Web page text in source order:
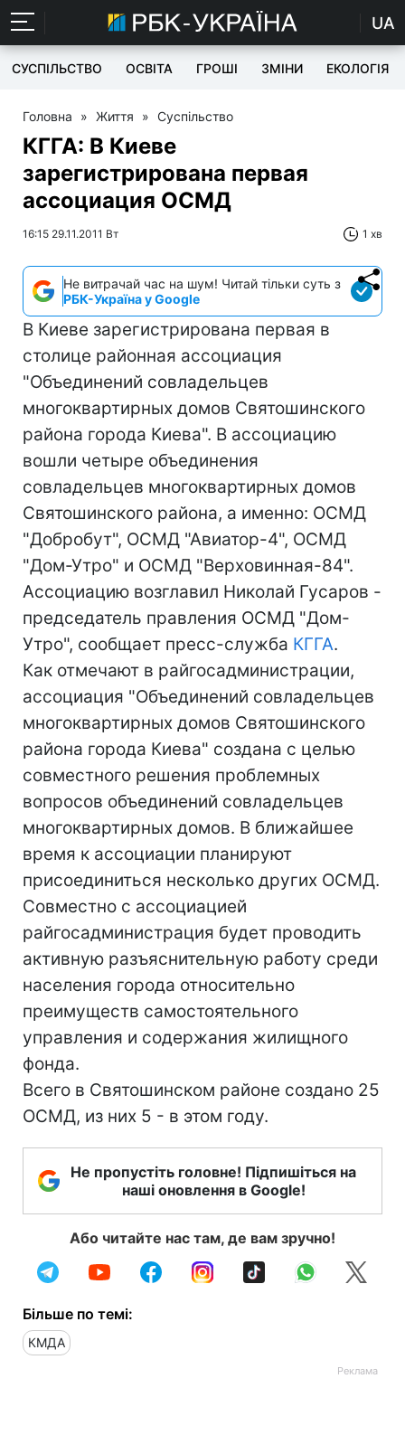
UA
СУСПІЛЬСТВО ОСВІТА ГРОШІ ЗМІНИ ЕКОЛОГІЯ
Головна » Життя » Суспільство
КГГА: В Киеве
зарегистрирована первая
ассоциация ОСМД
16:15 29.11.2011 Вт 1 хв
Не витрачай час на шум! Читай тільки суть з
РБК-Україна у Google
В Киеве зарегистрирована первая в
столице районная ассоциация
"Объединений совладельцев
многоквартирных домов Святошинского
района города Киева". В ассоциацию
вошли четыре объединения
совладельцев многоквартирных домов
Святошинского района, а именно: ОСМД
"Добробут", ОСМД "Авиатор-4", ОСМД
"Дом-Утро" и ОСМД "Верховинная-84".
Ассоциацию возглавил Николай Гусаров -
председатель правления ОСМД "Дом-
Утро", сообщает пресс-служба КГГА.
Как отмечают в райгосадминистрации,
ассоциация "Объединений совладельцев
многоквартирных домов Святошинского
района города Киева" создана с целью
совместного решения проблемных
вопросов объединений совладельцев
многоквартирных домов. В ближайшее
время к ассоциации планируют
присоединиться несколько других ОСМД.
Совместно с ассоциацией
райгосадминистрация будет проводить
активную разъяснительную работу среди
населения города относительно
преимуществ самостоятельного
управления и содержания жилищного
фонда.
Всего в Святошинском районе создано 25
ОСМД, из них 5 - в этом году.
Не пропустіть головне! Підпишіться на
наші оновлення в Google!
Або читайте нас там, де вам зручно!
Більше по темі:
КМДА